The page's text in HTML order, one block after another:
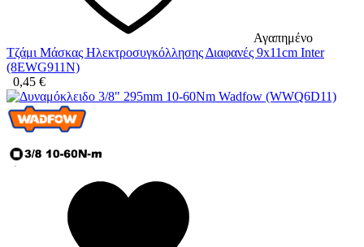
Αγαπημένο
Τζάμι Μάσκας Ηλεκτροσυγκόλλησης Διαφανές 9x11cm Inter
(8EWG911N)
0,45 €